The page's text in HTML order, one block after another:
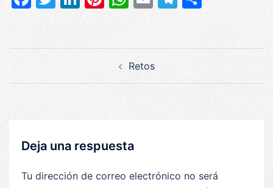
Retos
Deja una respuesta
Tu dirección de correo electrónico no será